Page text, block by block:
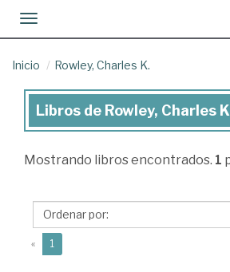
Toggle navigation
Inicio Rowley, Charles K.
Libros
Rowley,
Libros de Rowley, Charles
Mostrando libros encontrados. 1
« 1